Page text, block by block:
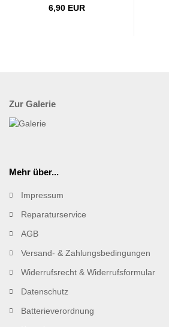
6,90 EUR
Zur Galerie
Mehr über...
Impressum
Reparaturservice
AGB
Versand- & Zahlungsbedingungen
Widerrufsrecht & Widerrufsformular
Datenschutz
Batterieverordnung